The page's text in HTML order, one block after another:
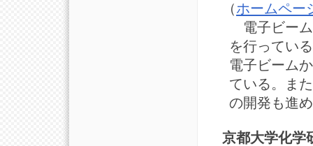
（ホームペー
電子ビーム
を行ってい
電子ビーム
ている。ま
の開発も進
京都大学化学